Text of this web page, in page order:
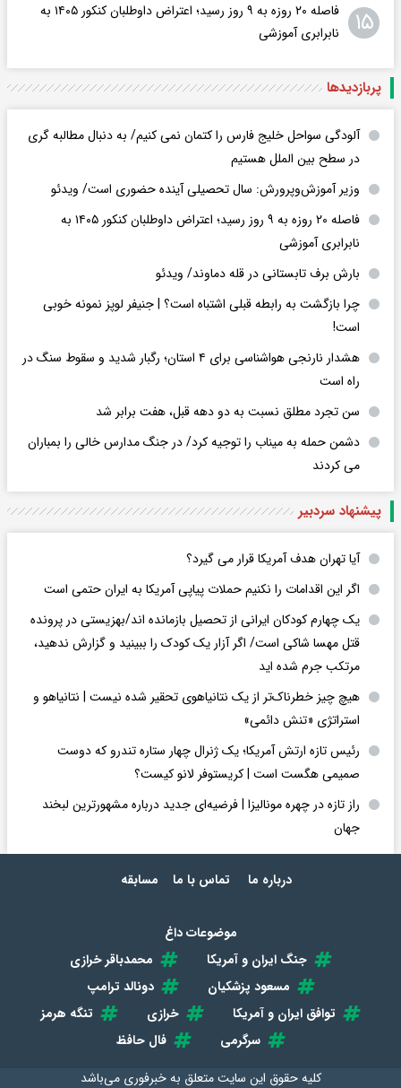
۱۵
فاصله ۲۰ روزه به ۹ روز رسید؛ اعتراض داوطلبان کنکور ۱۴۰۵ به
نابرابری آموزشی
پربازدید‌ها
آلودگی سواحل خلیج فارس را کتمان نمی کنیم/ به دنبال مطالبه گری
در سطح بین الملل هستیم
وزیر آموزش‌وپرورش: سال تحصیلی آینده حضوری است/ ویدئو
فاصله ۲۰ روزه به ۹ روز رسید؛ اعتراض داوطلبان کنکور ۱۴۰۵ به
نابرابری آموزشی
بارش برف تابستانی در قله دماوند/ ویدئو
چرا بازگشت به رابطه قبلی اشتباه است؟ | جنیفر لوپز نمونه خوبی
است!
هشدار نارنجی هواشناسی برای ۴ استان؛ رگبار شدید و سقوط سنگ در
راه است
سن تجرد مطلق نسبت به دو دهه قبل، هفت برابر شد
دشمن حمله به میناب را توجیه کرد/ در جنگ مدارس خالی را بمباران
می کردند
پیشنهاد سردبیر
آیا تهران هدف آمریکا قرار می گیرد؟
اگر این اقدامات را نکنیم حملات پیاپی آمریکا به ایران حتمی است
یک چهارم کودکان ایرانی از تحصیل بازمانده اند/بهزیستی در پرونده
قتل مهسا شاکی است/ اگر آزار یک کودک را ببینید و گزارش ندهید،
مرتکب جرم شده اید
هیچ چیز خطرناک‌تر از یک نتانیاهوی تحقیر شده نیست | نتانیاهو و
استراتژی «تنش دائمی»
رئیس تازه ارتش آمریکا؛ یک ژنرال چهار ستاره تندرو که دوست
صمیمی هگست است | کریستوفر لانو کیست؟
راز تازه در چهره مونالیزا | فرضیه‌ای جدید درباره مشهورترین لبخند
جهان
درباره ما تماس با ما مسابقه
موضوعات داغ
جنگ ایران و آمریکا
محمدباقر خرازی
مسعود پزشکیان
دونالد ترامپ
توافق ایران و آمریکا
خرازی
تنگه هرمز
سرگرمی
فال حافظ
کلیه حقوق این سایت متعلق بهخبرفوری می‌باشد